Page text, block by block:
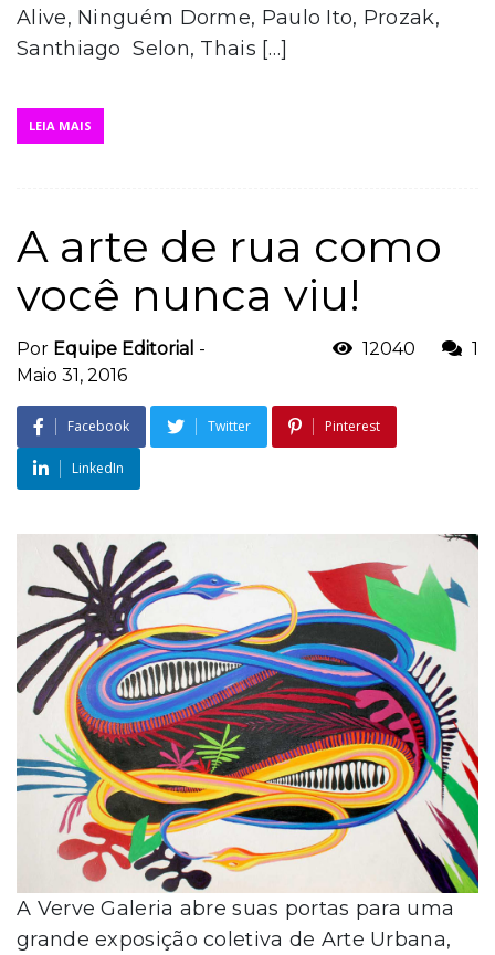
Alive, Ninguém Dorme, Paulo Ito, Prozak,
Santhiago Selon, Thais […]
LEIA MAIS
A arte de rua como
você nunca viu!
Por Equipe Editorial -
Maio 31, 2016
12040 1
Facebook Twitter Pinterest
LinkedIn
A Verve Galeria abre suas portas para uma
grande exposição coletiva de Arte Urbana,